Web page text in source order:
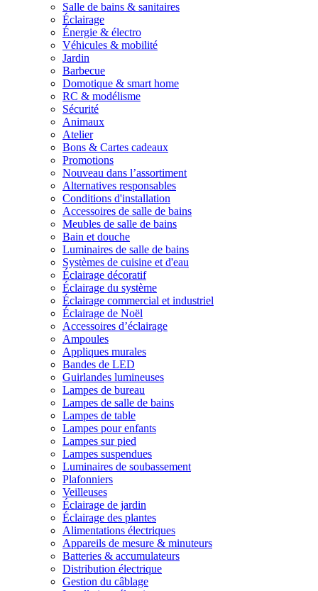
Salle de bains & sanitaires
Éclairage
Énergie & électro
Véhicules & mobilité
Jardin
Barbecue
Domotique & smart home
RC & modélisme
Sécurité
Animaux
Atelier
Bons & Cartes cadeaux
Promotions
Nouveau dans l’assortiment
Alternatives responsables
Conditions d'installation
Accessoires de salle de bains
Meubles de salle de bains
Bain et douche
Luminaires de salle de bains
Systèmes de cuisine et d'eau
Éclairage décoratif
Éclairage du système
Éclairage commercial et industriel
Éclairage de Noël
Accessoires d’éclairage
Ampoules
Appliques murales
Bandes de LED
Guirlandes lumineuses
Lampes de bureau
Lampes de salle de bains
Lampes de table
Lampes pour enfants
Lampes sur pied
Lampes suspendues
Luminaires de soubassement
Plafonniers
Veilleuses
Éclairage de jardin
Éclairage des plantes
Alimentations électriques
Appareils de mesure & minuteurs
Batteries & accumulateurs
Distribution électrique
Gestion du câblage